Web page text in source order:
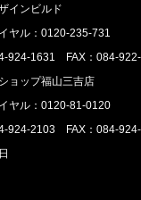
インビルド
：0120-235-731
1631 FAX：084-922-
ョップ福山三吉店
：0120-81-0120
2103 FAX：084-924-